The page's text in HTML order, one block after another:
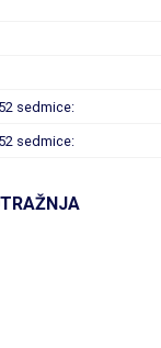
sedmice:
sedmice: